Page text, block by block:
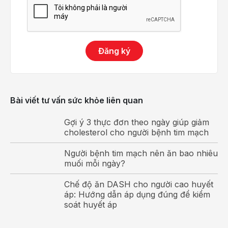
Ngoài ra, bác sĩ có thể yêu cầu siêu âm nội mạch
nếu nghi ngờ mắc một số tình trạng bệnh lý động
mạch và tĩnh mạch ngoại biên
Siêu âm trong lòng mạch – Kỹ thuật tiên
tiến giúp can thiệp động mạch vành hiệu
Trước đây, chụp động mạch vành thường được sử
thông qua việc cung cấp các thông tin về giải phẫu.
Từ đó giúp bác sĩ đưa ra phương pháp điều trị phù
Nhược điểm của chụp động mạch vành
Chụp động mạch vành chỉ đánh giá mức độ tổn
thương của động mạch vành một cách gián tiếp
Đăng ký
Bài viết tư vấn sức khỏe liên quan
Gợi ý 3 thực đơn theo ngày giúp giảm
cholesterol cho người bệnh tim mạch
Người bệnh tim mạch nên ăn bao nhiêu
muối mỗi ngày?
Chế độ ăn DASH cho người cao huyết
áp: Hướng dẫn áp dụng đúng để kiểm
soát huyết áp